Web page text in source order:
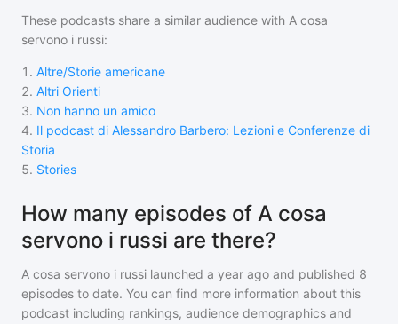
These podcasts share a similar audience with A cosa
servono i russi:
1 . Altre/Storie americane
2. Altri Orienti
3. Non hanno un amico
4. Il podcast di Alessandro Barbero: Lezioni e Conferenze di
Storia
5. Stories
How many episodes of A cosa
servono i russi are there?
A cosa servono i russi launched a year ago and published 8
episodes to date. You can find more information about this
podcast including rankings, audience demographics and